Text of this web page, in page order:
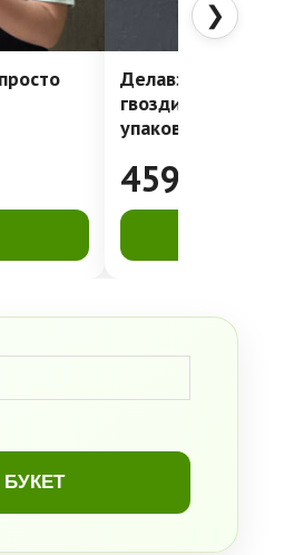
Делавэр: очень
гвоздики в
упаковке
4591
❯